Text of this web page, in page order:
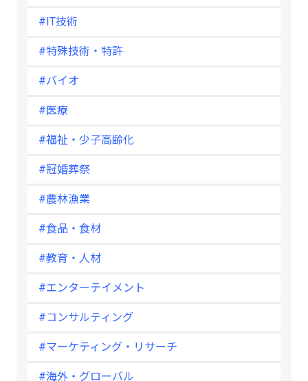
#IT技術
#特殊技術・特許
#バイオ
#医療
#福祉・少子高齢化
#冠婚葬祭
#農林漁業
#食品・食材
#教育・人材
#エンターテイメント
#コンサルティング
#マーケティング・リサーチ
#海外・グローバル